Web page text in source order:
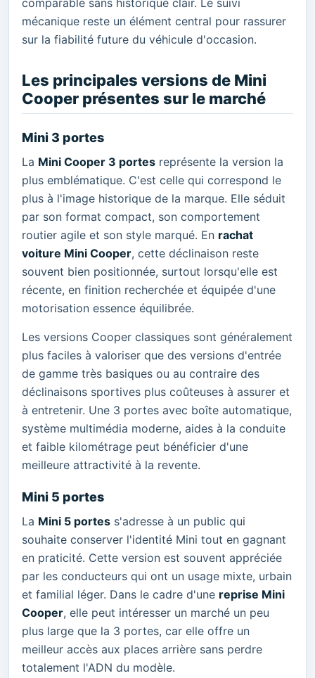
comparable sans historique clair. Le suivi
mécanique reste un élément central pour rassurer
sur la fiabilité future du véhicule d'occasion.
Les principales versions de Mini
Cooper présentes sur le marché
Mini 3 portes
La Mini Cooper 3 portes représente la version la
plus emblématique. C'est celle qui correspond le
plus à l'image historique de la marque. Elle séduit
par son format compact, son comportement
routier agile et son style marqué. En rachat
voiture Mini Cooper, cette déclinaison reste
souvent bien positionnée, surtout lorsqu'elle est
récente, en finition recherchée et équipée d'une
motorisation essence équilibrée.
Les versions Cooper classiques sont généralement
plus faciles à valoriser que des versions d'entrée
de gamme très basiques ou au contraire des
déclinaisons sportives plus coûteuses à assurer et
à entretenir. Une 3 portes avec boîte automatique,
système multimédia moderne, aides à la conduite
et faible kilométrage peut bénéficier d'une
meilleure attractivité à la revente.
Mini 5 portes
La Mini 5 portes s'adresse à un public qui
souhaite conserver l'identité Mini tout en gagnant
en praticité. Cette version est souvent appréciée
par les conducteurs qui ont un usage mixte, urbain
et familial léger. Dans le cadre d'une reprise Mini
Cooper, elle peut intéresser un marché un peu
plus large que la 3 portes, car elle offre un
meilleur accès aux places arrière sans perdre
totalement l'ADN du modèle.